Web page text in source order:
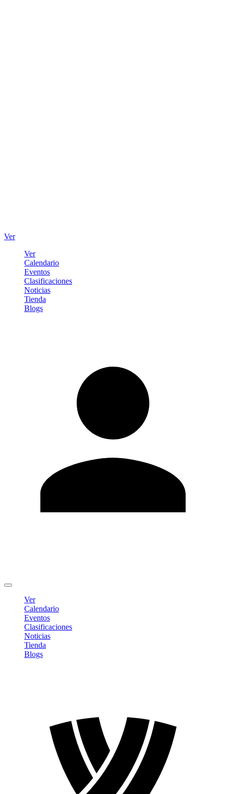
Ver
Ver
Calendario
Eventos
Clasificaciones
Noticias
Tienda
Blogs
Ver
Calendario
Eventos
Clasificaciones
Noticias
Tienda
Blogs